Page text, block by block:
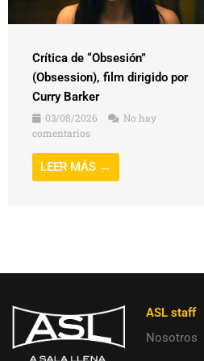
Crítica de “Obsesión”
(Obsession), film dirigido por
Curry Barker
03/08/2026
No hay
comentarios
LEER MÁS →
ASL staff
Nosotros